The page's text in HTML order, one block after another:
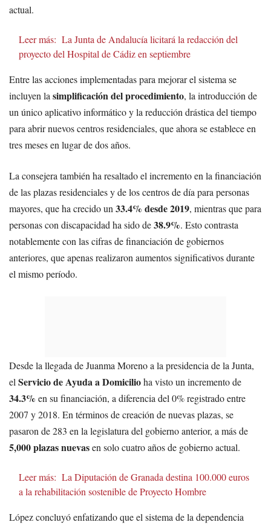
actual.
Leer más: La Junta de Andalucía licitará la redacción del
proyecto del Hospital de Cádiz en septiembre
Entre las acciones implementadas para mejorar el sistema se
incluyen la simplificación del procedimiento, la introducción de
un único aplicativo informático y la reducción drástica del tiempo
para abrir nuevos centros residenciales, que ahora se establece en
tres meses en lugar de dos años.
La consejera también ha resaltado el incremento en la financiación
de las plazas residenciales y de los centros de día para personas
mayores, que ha crecido un 33.4% desde 2019, mientras que para
personas con discapacidad ha sido de38.9%. Esto contrasta
notablemente con las cifras de financiación de gobiernos
anteriores, que apenas realizaron aumentos significativos durante
el mismo período.
Desde la llegada de Juanma Moreno a la presidencia de la Junta,
el Servicio de Ayuda a Domicilioha visto un incremento de
34.3% en su financiación, a diferencia del 0% registrado entre
2007 y 2018. En términos de creación de nuevas plazas, se
pasaron de 283 en la legislatura del gobierno anterior, a más de
5,000 plazas nuevasen solo cuatro años de gobierno actual.
Leer más: La Diputación de Granada destina 100.000 euros
a la rehabilitación sostenible de Proyecto Hombre
López concluyó enfatizando que el sistema de la dependencia